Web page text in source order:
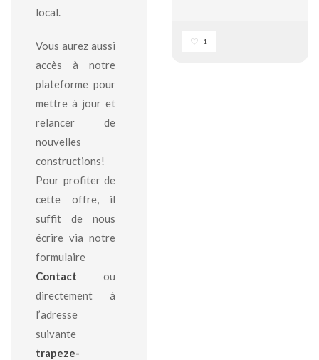
local.
Vous aurez aussi
accès à notre
plateforme pour
mettre à jour et
relancer de
nouvelles
constructions!
Pour profiter de
cette offre, il
suffit de nous
écrire via notre
formulaire
Contact ou
directement à
l’adresse
suivante
trapeze-
1